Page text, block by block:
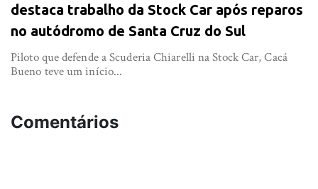
destaca trabalho da Stock Car após reparos
no autódromo de Santa Cruz do Sul
Piloto que defende a Scuderia Chiarelli na Stock Car, Cacá
Bueno teve um início...
Comentários